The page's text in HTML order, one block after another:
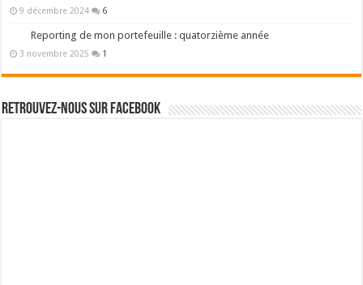
9 décembre 2024 6
Reporting de mon portefeuille : quatorzième année
3 novembre 2025 1
Retrouvez-nous sur Facebook